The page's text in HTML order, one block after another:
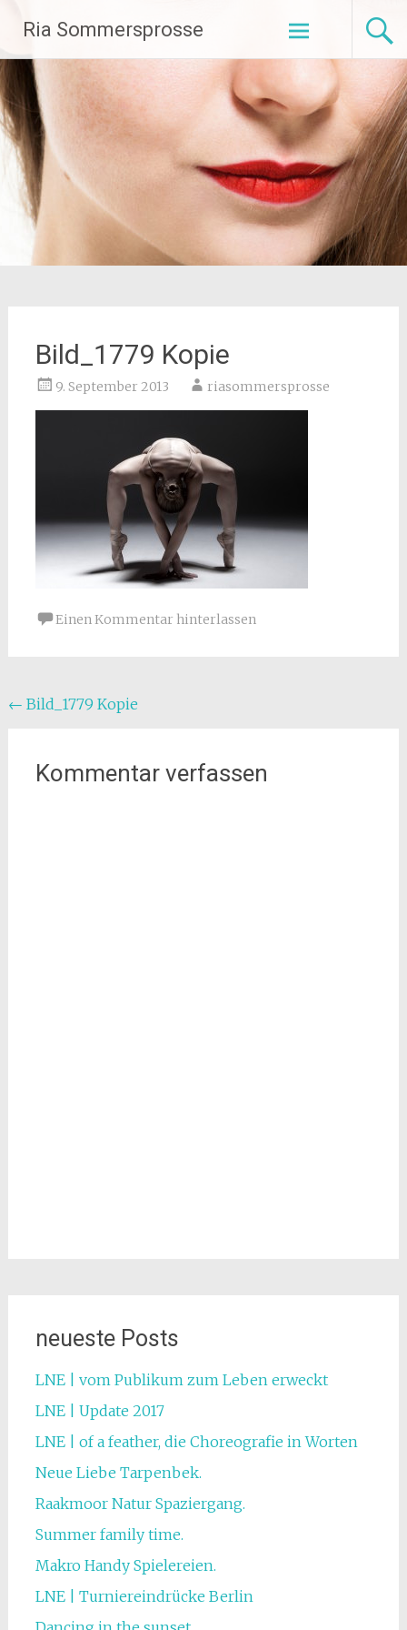
Inhalt
springen
Ria Sommersprosse
Bild_1779 Kopie
9. September 2013 riasommersprosse
Einen Kommentar hinterlassen
Beitragsnavigation
← Bild_1779 Kopie
Kommentar verfassen
neueste Posts
LNE | vom Publikum zum Leben erweckt
LNE | Update 2017
LNE | of a feather, die Choreografie in Worten
Neue Liebe Tarpenbek.
Raakmoor Natur Spaziergang.
Summer family time.
Makro Handy Spielereien.
LNE | Turniereindrücke Berlin